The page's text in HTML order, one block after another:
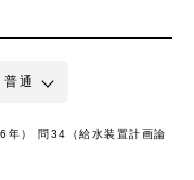
年） 問34（給水装置計画論